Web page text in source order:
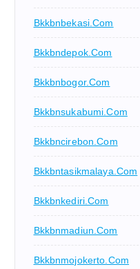
Bkkbnbekasi.com
Bkkbndepok.com
Bkkbnbogor.com
Bkkbnsukabumi.com
Bkkbncirebon.com
Bkkbntasikmalaya.com
Bkkbnkediri.com
Bkkbnmadiun.com
Bkkbnmojokerto.com